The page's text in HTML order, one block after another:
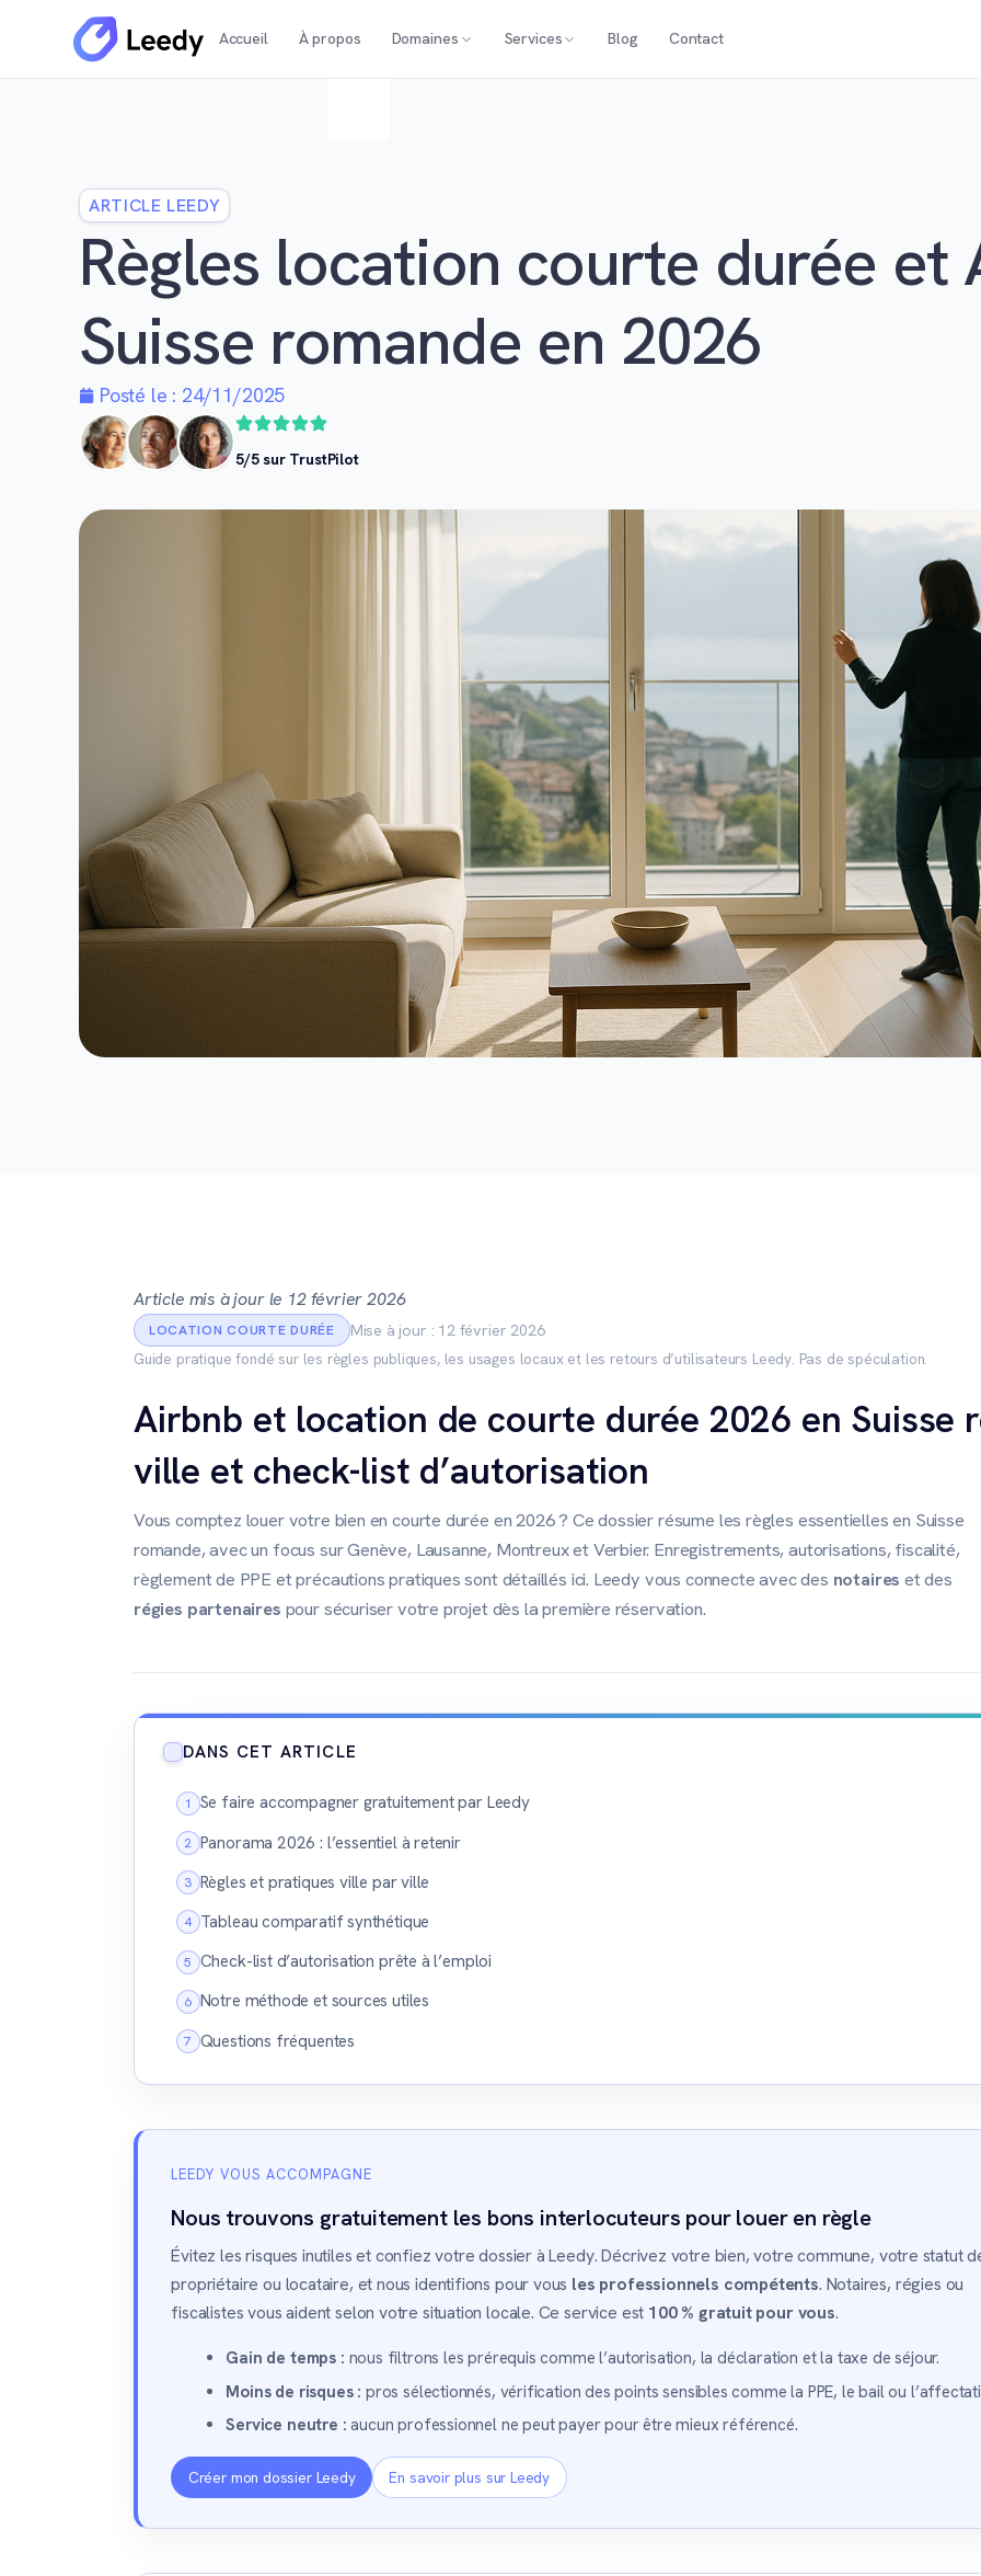
Accueil À propos Domaines Services Blog Contact
ARTICLE LEEDY
Règles location courte durée et
Suisse romande en 2026
Posté le : 24/11/2025
5/5 sur TrustPilot
Article mis à jour le 12 février 2026
LOCATION COURTE DURÉE
Mise à jour : 12 février 2026
Guide pratique fondé sur les règles publiques, les usages locaux et les retours d’utilisateurs Leedy. Pas de spéculation.
Airbnb et location de courte durée 2026 en Suisse
ville et check-list d’autorisation
Vous comptez louer votre bien en courte durée en 2026 ? Ce dossier résume les règles essentielles en Suisse
romande, avec un focus sur Genève, Lausanne, Montreux et Verbier. Enregistrements, autorisations, fiscalité,
règlement de PPE et précautions pratiques sont détaillés ici. Leedy vous connecte avec des notaires et des
régies partenaires pour sécuriser votre projet dès la première réservation.
DANS CET ARTICLE
Se faire accompagner gratuitement par Leedy
Panorama 2026 : l’essentiel à retenir
Règles et pratiques ville par ville
Tableau comparatif synthétique
Check-list d’autorisation prête à l’emploi
Notre méthode et sources utiles
Questions fréquentes
LEEDY VOUS ACCOMPAGNE
Nous trouvons gratuitement les bons interlocuteurs pour louer en règle
Évitez les risques inutiles et confiez votre dossier à Leedy. Décrivez votre bien, votre commune, votre statut
propriétaire ou locataire, et nous identifions pour vous les professionnels compétents. Notaires, régies ou
fiscalistes vous aident selon votre situation locale. Ce service est 100 % gratuit pour vous.
Gain de temps : nous filtrons les prérequis comme l’autorisation, la déclaration et la taxe de séjour.
Moins de risques : pros sélectionnés, vérification des points sensibles comme la PPE, le bail ou
Service neutre : aucun professionnel ne peut payer pour être mieux référencé.
Créer mon dossier Leedy En savoir plus sur Leedy